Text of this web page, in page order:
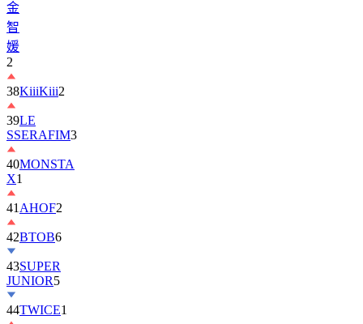
金
智
媛
2
38KiiiKiii2
39LE
SSERAFIM3
40MONSTA
X1
41 AHOF2
42BTOB6
43SUPER
JUNIOR5
44TWICE1